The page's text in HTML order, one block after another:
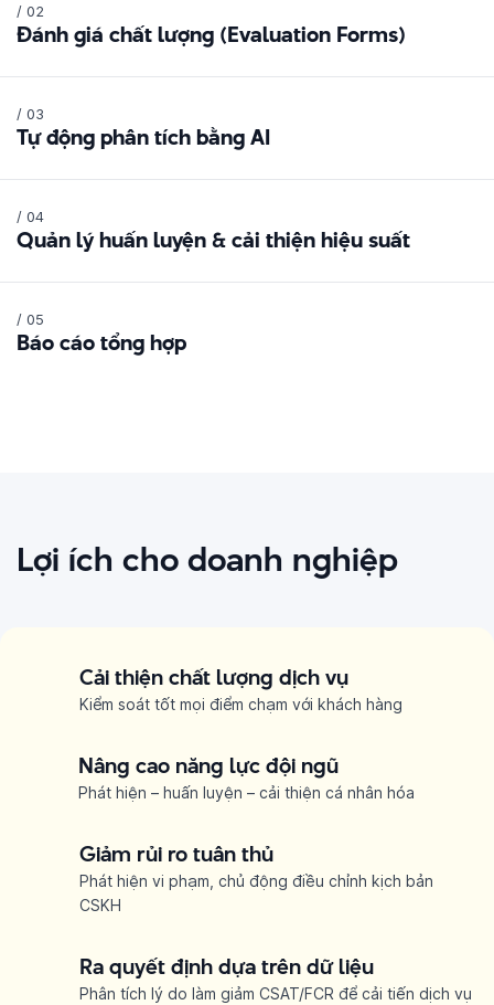
/ 02
Đánh giá chất lượng (Evaluation Forms)
/ 03
Tự động phân tích bằng AI
/ 04
Quản lý huấn luyện & cải thiện hiệu suất
/ 05
Báo cáo tổng hợp
Lợi ích cho doanh nghiệp
Cải thiện chất lượng dịch vụ
Kiểm soát tốt mọi điểm chạm với khách hàng
Nâng cao năng lực đội ngũ
Phát hiện – huấn luyện – cải thiện cá nhân hóa
Giảm rủi ro tuân thủ
Phát hiện vi phạm, chủ động điều chỉnh kịch bản
CSKH
Ra quyết định dựa trên dữ liệu
Phân tích lý do làm giảm CSAT/FCR để cải tiến dịch vụ